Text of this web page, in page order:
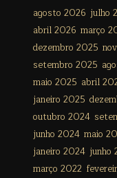
agosto 2026 julho
abril 2026 março
dezembro 2025
setembro 2025
maio 2025 abril
janeiro 2025
outubro 2024
junho 2024 maio
janeiro 2024 junho
março 2022